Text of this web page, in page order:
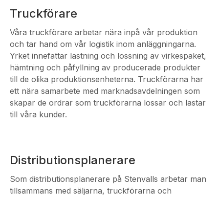
Truckförare
Våra truckförare arbetar nära inpå vår produktion
och tar hand om vår logistik inom anläggningarna.
Yrket innefattar lastning och lossning av virkespaket,
hämtning och påfyllning av producerade produkter
till de olika produktionsenheterna. Truckförarna har
ett nära samarbete med marknadsavdelningen som
skapar de ordrar som truckförarna lossar och lastar
till våra kunder.
Distributionsplanerare
Som distributionsplanerare på Stenvalls arbetar man
tillsammans med säljarna, truckförarna och